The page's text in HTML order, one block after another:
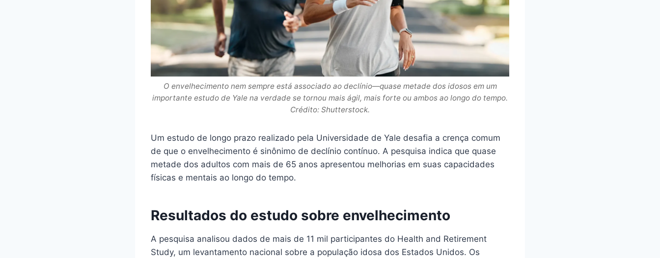
O envelhecimento nem sempre está associado ao declínio—quase metade dos idosos em um
importante estudo de Yale na verdade se tornou mais ágil, mais forte ou ambos ao longo do tempo.
Crédito: Shutterstock.
Um estudo de longo prazo realizado pela Universidade de Yale desafia a crença comum
de que o envelhecimento é sinônimo de declínio contínuo. A pesquisa indica que quase
metade dos adultos com mais de 65 anos apresentou melhorias em suas capacidades
físicas e mentais ao longo do tempo.
Resultados do estudo sobre envelhecimento
A pesquisa analisou dados de mais de 11 mil participantes do Health and Retirement
Study, um levantamento nacional sobre a população idosa dos Estados Unidos. Os